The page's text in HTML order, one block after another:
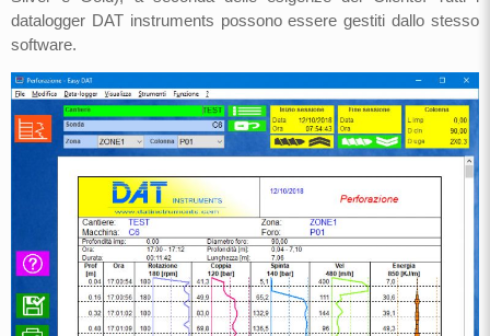
datalogger DAT instruments possono essere gestiti dallo stesso
software.